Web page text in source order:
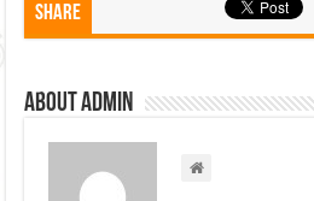
Share
About admin